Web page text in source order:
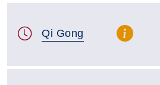
Qi Gong